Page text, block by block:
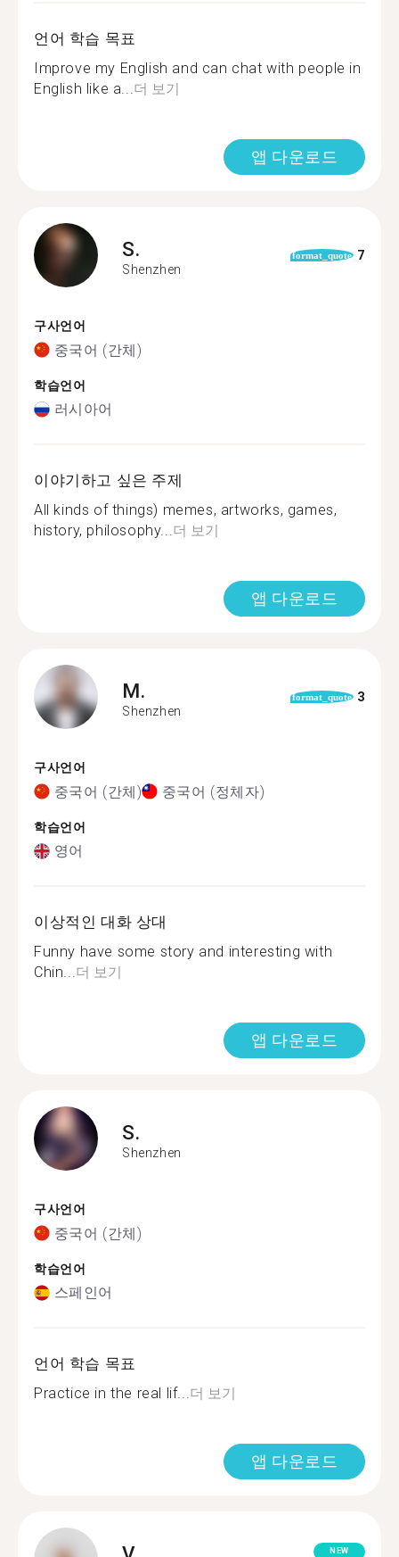
언어 학습 목표
Improve my English and can chat with people in
English like a...더 보기
앱 다운로드
S.
Shenzhen
format_quote 7
구사언어
중국어 (간체)
학습언어
러시아어
이야기하고 싶은 주제
All kinds of things) memes, artworks, games,
history, philosophy...더 보기
앱 다운로드
M.
Shenzhen
format_quote 3
구사언어
중국어 (간체) 중국어 (정체자)
학습언어
영어
이상적인 대화 상대
Funny have some story and interesting with
Chin...더 보기
앱 다운로드
S.
Shenzhen
구사언어
중국어 (간체)
학습언어
스페인어
언어 학습 목표
Practice in the real lif...더 보기
앱 다운로드
NEW